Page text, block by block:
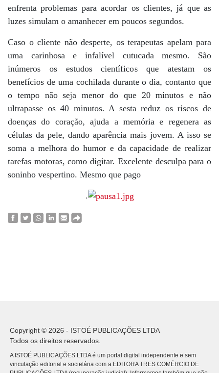
enfrenta problemas para acordar os clientes, já que as
luzes simulam o amanhecer em poucos segundos.
Caso o cliente não desperte, os terapeutas apelam para
uma carinhosa e infalível cutucada mesmo. São
inúmeros os estudos científicos que atestam os
benefícios de uma cochilada durante o dia, contanto que
o tempo não seja menor do que 20 minutos e não
ultrapasse os 40 minutos. A sesta reduz os riscos de
doenças do coração, ajuda a memória e regenera as
células da pele, dando aparência mais jovem. A isso se
soma a melhora do humor e da capacidade de realizar
tarefas motoras, como digitar. Excelente desculpa para o
soninho vespertino. Mesmo que pago
.
Copyright © 2026 - ISTOÉ PUBLICAÇÕES LTDA
Todos os direitos reservados.
A ISTOÉ PUBLICAÇÕES LTDA é um portal digital independente e sem
vinculação editorial e societária com a EDITORA TRES COMÉRCIO DE